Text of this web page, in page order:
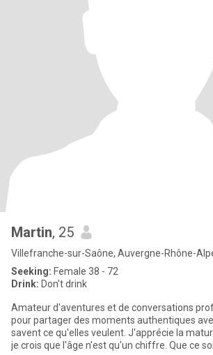
Martin, 25
Villefranche-sur-Saône, Auvergne-Rhône-
Seeking: Female 38 - 72
Drink: Don't drink
Amateur d'aventures et de conversations
pour partager des moments authentiques
savent ce qu'elles veulent. J'apprécie la
je crois que l'âge n'est qu'un chiffre. Que ce